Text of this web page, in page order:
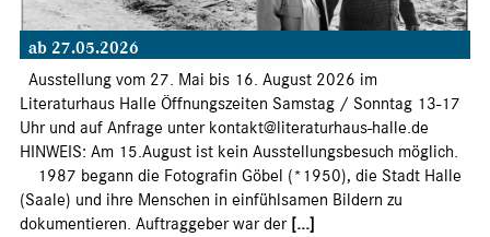
ab 27.05.2026
Ausstellung vom 27. Mai bis 16. August 2026 im
Literaturhaus Halle Öffnungszeiten Samstag / Sonntag 13-17
Uhr und auf Anfrage unter kontakt@literaturhaus-halle.de
HINWEIS: Am 15.August ist kein Ausstellungsbesuch möglich.
1987 begann die Fotografin Göbel (*1950), die Stadt Halle
(Saale) und ihre Menschen in einfühlsamen Bildern zu
dokumentieren. Auftraggeber war der [...]